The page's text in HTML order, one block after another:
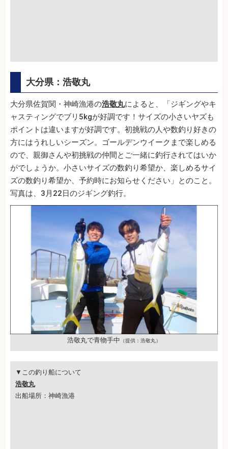
大分県：浩敬丸
大分県佐賀関・神崎漁港の浩敬丸によると、「ジギングやキ
ャスティングでブリ5kgが好調です！サイズの小さいヤズも
ポイントは違いますが好調です。初挑戦の人や数釣り好きの
方にはうれしいシーズン。ゴールデンウイークまで楽しめる
ので、親御さんや初挑戦の仲間とご一緒に釣行されてはいか
がでしょうか。小さいサイズの数釣り希望か、楽しめるサイ
ズの数釣り希望か、予約時にお知らせください」とのこと。
写真は、3月22日のジギング釣行。
浩敬丸で青物手中 （提供：浩敬丸）
▼この釣り船について
浩敬丸
出船場所：神崎漁港